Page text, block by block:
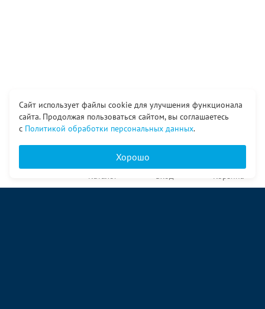
Сайт использует файлы cookie для улучшения функционала
сайта. Продолжая пользоваться сайтом, вы соглашаетесь
с Политикой обработки персональных данных.
Хорошо